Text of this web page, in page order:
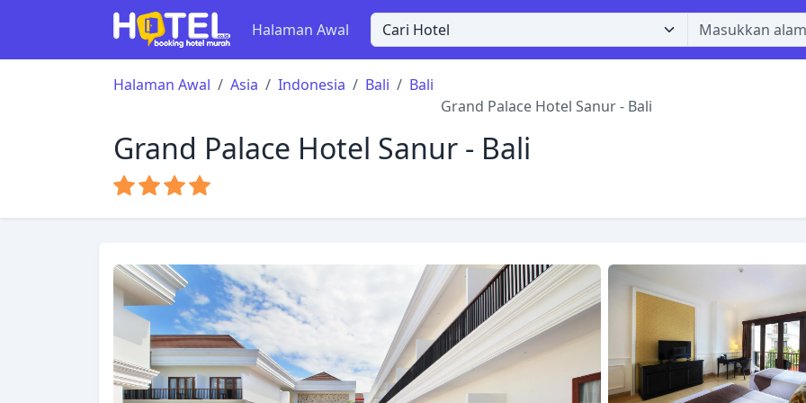
Halaman Awal
Halaman Awal Asia Indonesia Bali
Bali
Grand Palace Hotel Sanur - Bali
Grand Palace Hotel Sanur - Bali